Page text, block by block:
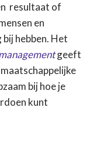
resultaat of
en
hebben. Het
geeft
bij hoe je
kunt